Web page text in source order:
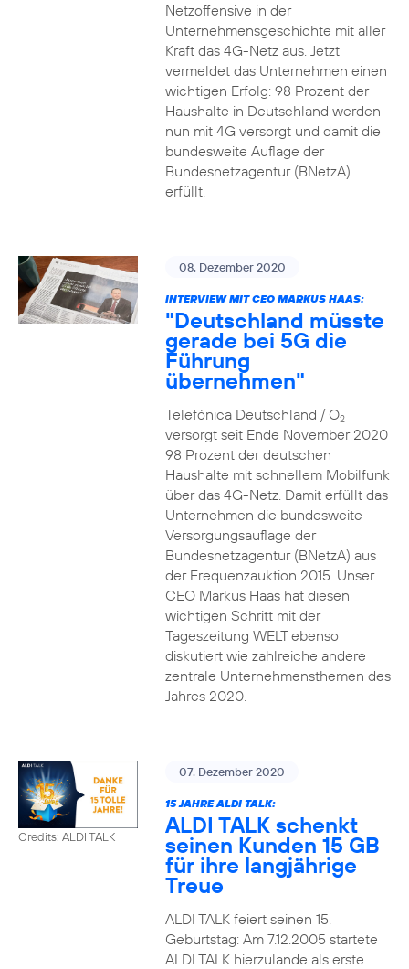
Netzoffensive in der
Unternehmensgeschichte mit aller
Kraft das 4G-Netz aus. Jetzt
vermeldet das Unternehmen einen
wichtigen Erfolg: 98 Prozent der
Haushalte in Deutschland werden
nun mit 4G versorgt und damit die
bundesweite Auflage der
Bundesnetzagentur (BNetzA)
erfüllt.
08. Dezember 2020
INTERVIEW MIT CEO MARKUS HAAS:
"Deutschland müsste
gerade bei 5G die
Führung
übernehmen"
Telefónica Deutschland / O2
versorgt seit Ende November 2020
98 Prozent der deutschen
Haushalte mit schnellem Mobilfunk
über das 4G-Netz. Damit erfüllt das
Unternehmen die bundesweite
Versorgungsauflage der
Bundesnetzagentur (BNetzA) aus
der Frequenzauktion 2015. Unser
CEO Markus Haas hat diesen
wichtigen Schritt mit der
Tageszeitung WELT ebenso
diskutiert wie zahlreiche andere
zentrale Unternehmensthemen des
Jahres 2020.
Credits: ALDI TALK
07. Dezember 2020
15 JAHRE ALDI TALK:
ALDI TALK schenkt
seinen Kunden 15 GB
für ihre langjährige
Treue
ALDI TALK feiert seinen 15.
Geburtstag: Am 7.12.2005 startete
ALDI TALK hierzulande als erste